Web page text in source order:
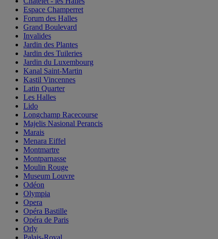
Espace Champerret
Forum des Halles
Grand Boulevard
Invalides
Jardin des Plantes
Jardin des Tuileries
Jardin du Luxembourg
Kanal Saint-Martin
Kastil Vincennes
Latin Quarter
Les Halles
Lido
Longchamp Racecourse
Majelis Nasional Perancis
Marais
Menara Eiffel
Montmartre
Montparnasse
Moulin Rouge
Museum Louvre
Odéon
Olympia
Opera
Opéra Bastille
Opéra de Paris
Orly
Palais-Royal